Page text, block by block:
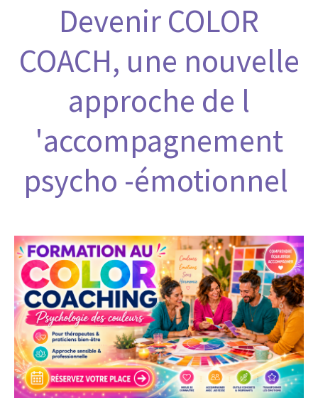
Devenir COLOR
COACH, une nouvelle
approche de l
'accompagnement
psycho -émotionnel